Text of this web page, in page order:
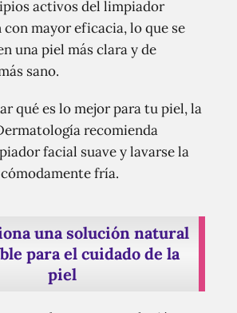
activos del limpiador
mayor eficacia, lo que se
una piel más clara y de
sano.
qué es lo mejor para tu piel, la
recomienda
facial suave y lavarse la
fría.
una solución natural
para el cuidado de la
piel